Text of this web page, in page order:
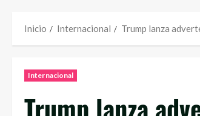
Inicio Internacional Trump lanza
Internacional
Trump lanza